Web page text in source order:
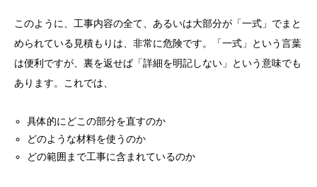
このように、工事内容の全て、あるいは大部分が「一式」でまと
められている見積もりは、非常に危険です。「一式」という言葉
は便利ですが、裏を返せば「詳細を明記しない」という意味でも
あります。これでは、
具体的にどこの部分を直すのか
どのような材料を使うのか
どの範囲まで工事に含まれているのか